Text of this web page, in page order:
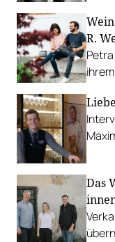
R.
Das